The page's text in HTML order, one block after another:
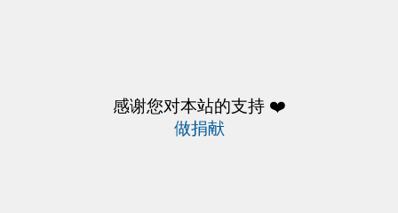
感谢您对本站的支持 ❤️
做捐献